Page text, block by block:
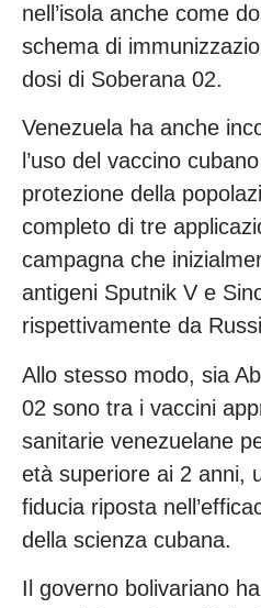
nell’isola anche come
schema di
dosi di Soberana 02.
Venezuela ha anche
l’uso del vaccino
protezione della
completo di tre
campagna che
antigeni Sputnik V e
rispettivamente da
Allo stesso modo, sia
02 sono tra i vaccini
sanitarie venezuelane
età superiore ai 2 anni,
fiducia riposta
della scienza cubana.
Il governo bolivariano